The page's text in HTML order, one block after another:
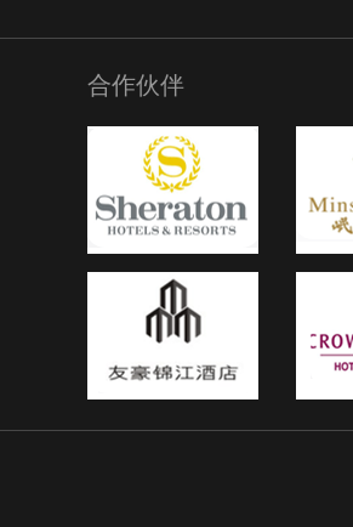
合作伙伴